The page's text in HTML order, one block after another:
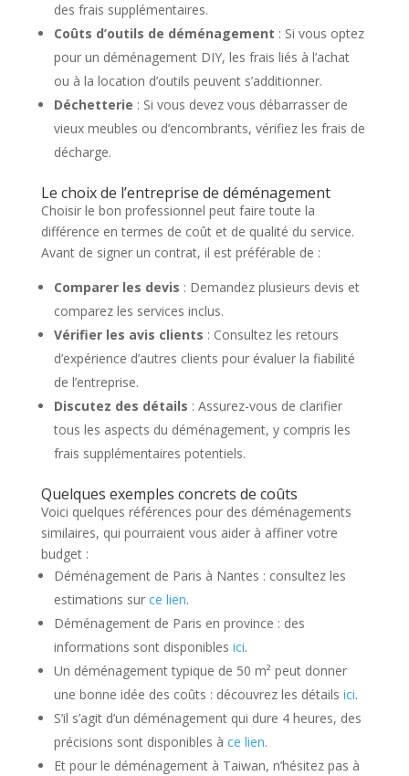
des frais supplémentaires.
Coûts d’outils de déménagement : Si vous optez
pour un déménagement DIY, les frais liés à l’achat
ou à la location d’outils peuvent s’additionner.
Déchetterie : Si vous devez vous débarrasser de
vieux meubles ou d’encombrants, vérifiez les frais de
décharge.
Le choix de l’entreprise de déménagement
Choisir le bon professionnel peut faire toute la
différence en termes de coût et de qualité du service.
Avant de signer un contrat, il est préférable de :
Comparer les devis : Demandez plusieurs devis et
comparez les services inclus.
Vérifier les avis clients : Consultez les retours
d’expérience d’autres clients pour évaluer la fiabilité
de l’entreprise.
Discutez des détails : Assurez-vous de clarifier
tous les aspects du déménagement, y compris les
frais supplémentaires potentiels.
Quelques exemples concrets de coûts
Voici quelques références pour des déménagements
similaires, qui pourraient vous aider à affiner votre
budget :
Déménagement de Paris à Nantes : consultez les
estimations sur ce lien.
Déménagement de Paris en province : des
informations sont disponibles ici.
Un déménagement typique de 50 m² peut donner
une bonne idée des coûts : découvrez les détails ici.
S’il s’agit d’un déménagement qui dure 4 heures, des
précisions sont disponibles à ce lien.
Et pour le déménagement à Taiwan, n’hésitez pas à